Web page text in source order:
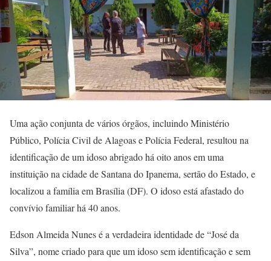
Uma ação conjunta de vários órgãos, incluindo Ministério
Público, Polícia Civil de Alagoas e Polícia Federal, resultou na
identificação de um idoso abrigado há oito anos em uma
instituição na cidade de Santana do Ipanema, sertão do Estado, e
localizou a família em Brasília (DF). O idoso está afastado do
convívio familiar há 40 anos.
Edson Almeida Nunes é a verdadeira identidade de “José da
Silva”, nome criado para que um idoso sem identificação e sem